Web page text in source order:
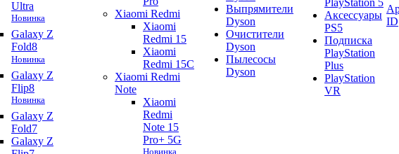
Ultra
Новинка
Galaxy Z
Fold8
Новинка
Galaxy Z
Flip8
Новинка
Galaxy Z
Fold7
Galaxy Z
Xiaomi Redmi
Xiaomi
Redmi 15
Xiaomi
Redmi 15C
Xiaomi Redmi
Note
Xiaomi
Redmi
Note 15
Pro+ 5G
Новинка
Выпрямители
Dyson
Очистители
Dyson
Пылесосы
Dyson
PlayStation 5
Аксессуары
PS5
Подписка
PlayStation
Plus
PlayStation
VR
ID